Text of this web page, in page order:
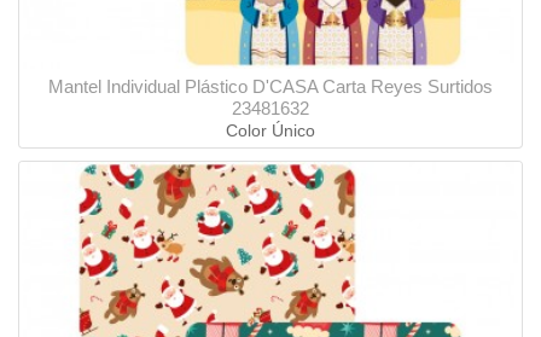
Mantel Individual Plástico D'CASA Carta Reyes Surtidos
23481632
Color Único